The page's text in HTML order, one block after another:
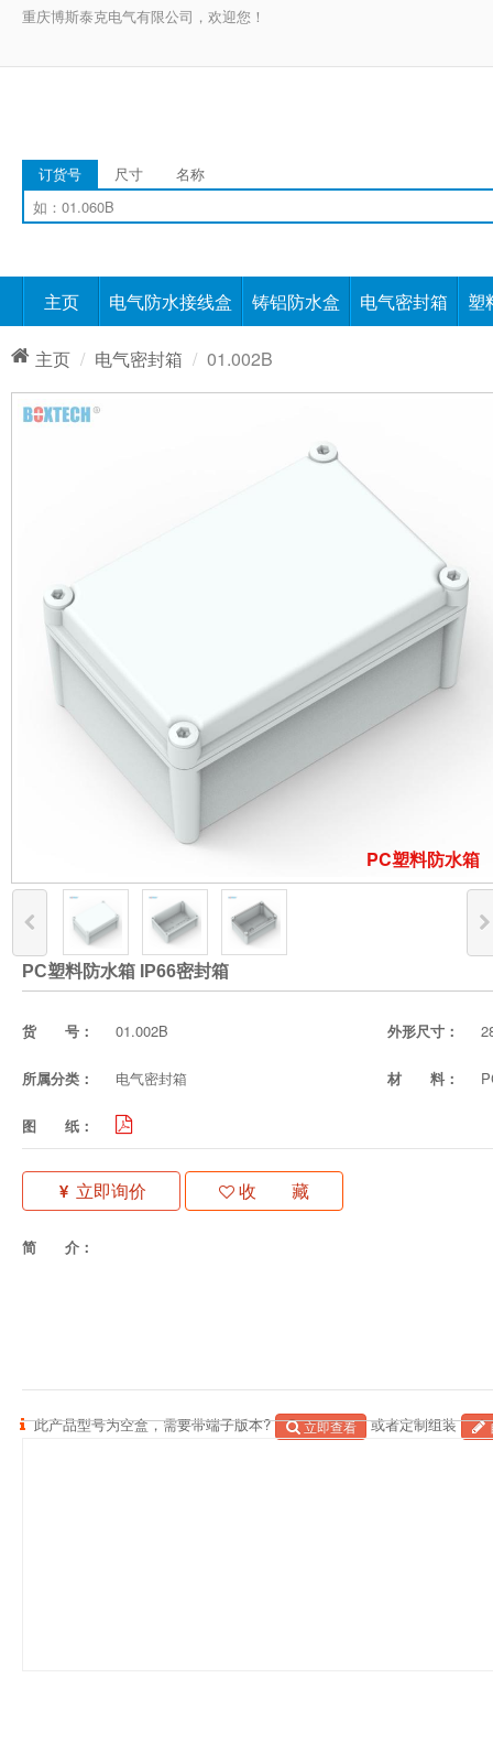
重庆博斯泰克电气有限公司，欢迎您！
订货号 尺寸 名称
主页 电气防水接线盒 铸铝防水盒 电气密封箱 塑
主页 电气密封箱 01.002B
PC塑料防水箱
此产品型号为空盒，需要带端子版本? 立即查看 或者定制组装
PC塑料防水箱 IP66密封箱
货 号： 01.002B 外形尺寸：
所属分类： 电气密封箱 材 料：
图 纸：
立即询价 收 藏
简 介：